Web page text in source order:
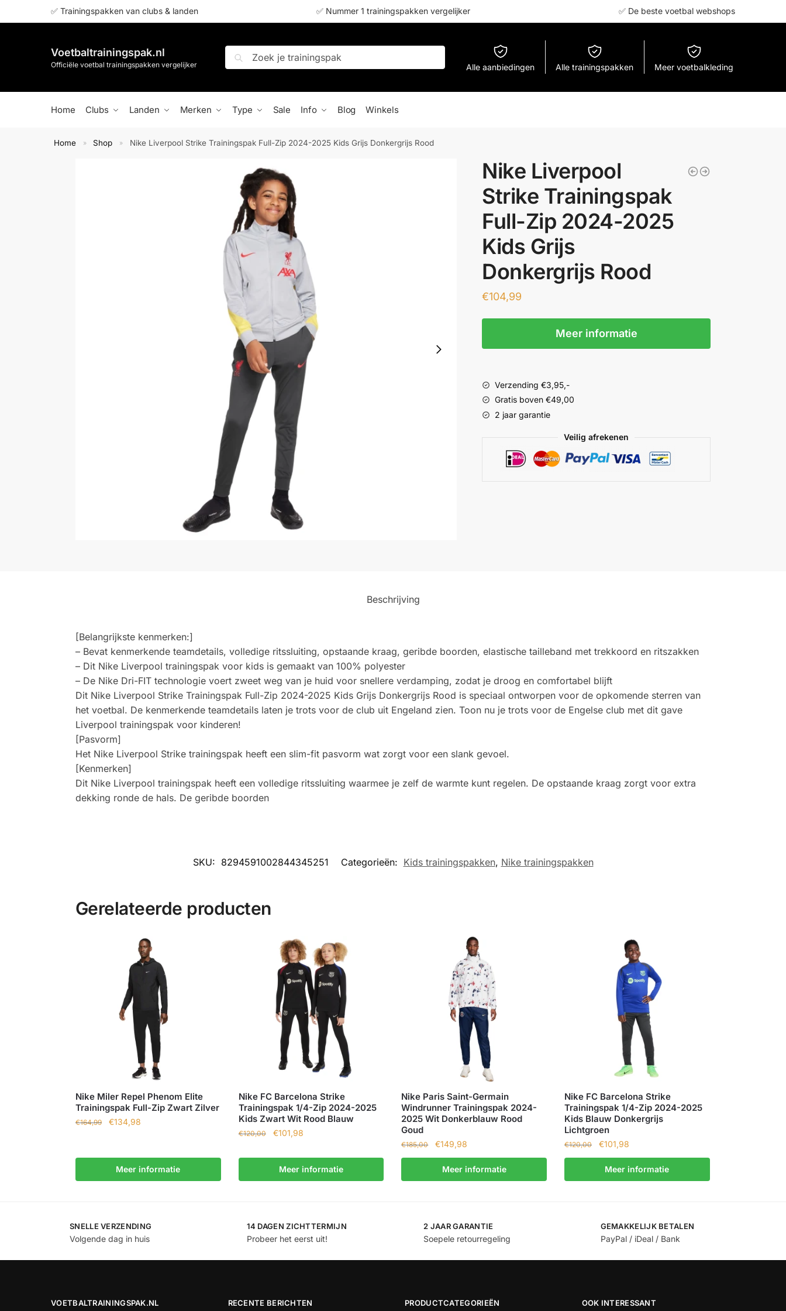
✅ Trainingspakken van clubs & landen ✅ Nummer 1 trainingspakken vergelijker ✅ De beste voetbal webshops
Voetbaltrainingspak.nl
Officiële voetbal trainingspakken vergelijker
Zoeken
Alle aanbiedingen Alle trainingspakken Meer voetbalkleding
Home Clubs Landen Merken Type Sale Info Blog Winkels
Home » Shop » Nike Liverpool Strike Trainingspak Full-Zip 2024-2025 Kids Grijs Donkergrijs Rood
Nike Liverpool
Strike Trainingspak
Full-Zip 2024-2025
Kids Grijs
Donkergrijs Rood
€104,99
Meer informatie
Verzending €3,95,-
Gratis boven €49,00
2 jaar garantie
Veilig afrekenen
Beschrijving
[Belangrijkste kenmerken:]
– Bevat kenmerkende teamdetails, volledige ritssluiting, opstaande kraag, geribde boorden, elastische tailleband met trekkoord en ritszakken
– Dit Nike Liverpool trainingspak voor kids is gemaakt van 100% polyester
– De Nike Dri-FIT technologie voert zweet weg van je huid voor snellere verdamping, zodat je droog en comfortabel blijft
Dit Nike Liverpool Strike Trainingspak Full-Zip 2024-2025 Kids Grijs Donkergrijs Rood is speciaal ontworpen voor de opkomende sterren van
het voetbal. De kenmerkende teamdetails laten je trots voor de club uit Engeland zien. Toon nu je trots voor de Engelse club met dit gave
Liverpool trainingspak voor kinderen!
[Pasvorm]
Het Nike Liverpool Strike trainingspak heeft een slim-fit pasvorm wat zorgt voor een slank gevoel.
[Kenmerken]
Dit Nike Liverpool trainingspak heeft een volledige ritssluiting waarmee je zelf de warmte kunt regelen. De opstaande kraag zorgt voor extra
dekking ronde de hals. De geribde boorden
SKU: 8294591002844345251 Categorieën: Kids trainingspakken, Nike trainingspakken
Gerelateerde producten
Nike Miler Repel Phenom Elite
Trainingspak Full-Zip Zwart Zilver
€164,99 €134,98
Meer informatie
Nike FC Barcelona Strike
Trainingspak 1/4-Zip 2024-2025
Kids Zwart Wit Rood Blauw
€120,00 €101,98
Meer informatie
Nike Paris Saint-Germain
Windrunner Trainingspak 2024-
2025 Wit Donkerblauw Rood
Goud
€185,00 €149,98
Meer informatie
Nike FC Barcelona Strike
Trainingspak 1/4-Zip 2024-2025
Kids Blauw Donkergrijs
Lichtgroen
€120,00 €101,98
Meer informatie
SNELLE VERZENDING
Volgende dag in huis
14 DAGEN ZICHTTERMIJN
Probeer het eerst uit!
2 JAAR GARANTIE
Soepele retourregeling
GEMAKKELIJK BETALEN
PayPal / iDeal / Bank
VOETBALTRAININGSPAK.NL RECENTE BERICHTEN PRODUCTCATEGORIEËN OOK INTERESSANT